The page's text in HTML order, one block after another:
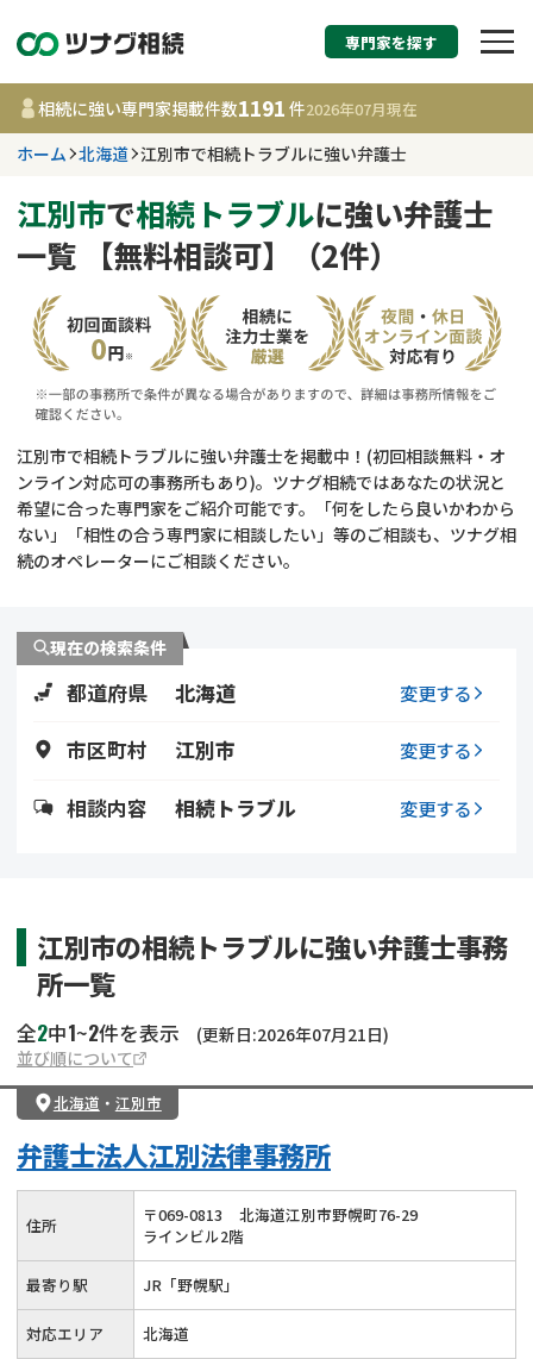
相続税申告・相続手
す
北海道
事務所 1191
相談内容で探す
相続登記
遺留分侵害額請求
相続人調査
コラム
相続手続き
相続登記
専門家を探す
相続に強い専門家掲載件数1191 件2026年07月現在
ホーム 北海道 江別市で相続トラブルに強い弁護士
江別市で相続トラブルに強い弁護士
一覧 【無料相談可】（2件）
江別市で相続トラブルに強い弁護士を掲載中！(初回相談無料・オ
ンライン対応可の事務所もあり)。ツナグ相続ではあなたの状況と
希望に合った専門家をご紹介可能です。「何をしたら良いかわから
ない」「相性の合う専門家に相談したい」等のご相談も、ツナグ相
続のオペレーターにご相談ください。
現在の検索条件
都道府県 北海道 変更する
市区町村 江別市 変更する
相談内容 相続トラブル 変更する
江別市の相続トラブルに強い弁護士事務
所一覧
全2中1~2件を表示
(更新日:2026年07月21日)
並び順について
北海道 ・ 江別市
弁護士法人江別法律事務所
住所 〒069-0813
北海道江別市野幌町76-29
ラインビル2階
最寄り駅 JR「野幌駅」
対応エリア 北海道